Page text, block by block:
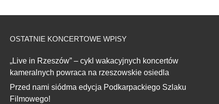
OSTATNIE KONCERTOWE WPISY
„Live in Rzeszów” – cykl wakacyjnych koncertów
kameralnych powraca na rzeszowskie osiedla
Przed nami siódma edycja Podkarpackiego Szlaku
Filmowego!